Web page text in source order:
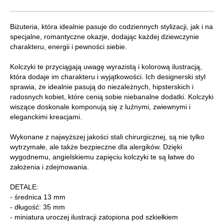
Biżuteria, która idealnie pasuje do codziennych stylizacji, jak i na
specjalne, romantyczne okazje, dodając każdej dziewczynie
charakteru, energii i pewności siebie.
Kolczyki te przyciągają uwagę wyrazistą i kolorową ilustracją,
która dodaje im charakteru i wyjątkowości. Ich designerski styl
sprawia, że idealnie pasują do niezależnych, hipsterskich i
radosnych kobiet, które cenią sobie niebanalne dodatki. Kolczyki
wiszące doskonale komponują się z luźnymi, zwiewnymi i
eleganckimi kreacjami.
Wykonane z najwyższej jakości stali chirurgicznej, są nie tylko
wytrzymałe, ale także bezpieczne dla alergików. Dzięki
wygodnemu, angielskiemu zapięciu kolczyki te są łatwe do
założenia i zdejmowania.
DETALE:
- średnica 13 mm
- długość: 35 mm
- miniatura uroczej ilustracji zatopiona pod szkiełkiem